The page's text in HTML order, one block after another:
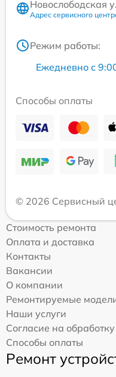
Новослободская
Адрес сервисного
Режим работы:
Ежедневно с
Способы оплаты
© 2026 Сервисный
Стоимость ремонта
Оплата и доставка
Контакты
Вакансии
О компании
Ремонтируемые
Наши услуги
Согласие на
Способы оплаты
Ремонт